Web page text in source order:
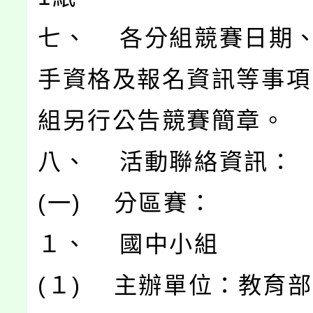
七、 各分組競賽日期
手資格及報名資訊等事
組另行公告競賽簡章。
八、 活動聯絡資訊：
(一) 分區賽：
１、 國中小組
(１) 主辦單位：教育部